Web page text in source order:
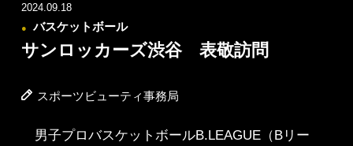
2024.09.18
● バスケットボール
サンロッカーズ渋谷 表敬訪問
スポーツビューティ事務局
男子プロバスケットボールB.LEAGUE（Bリー